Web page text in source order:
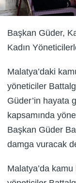
Başkan Güder,
Kadın
Malatya’daki
yöneticiler
Güder’in hayata
kapsamında
Başkan Güder
damga vuracak
Malatya’da